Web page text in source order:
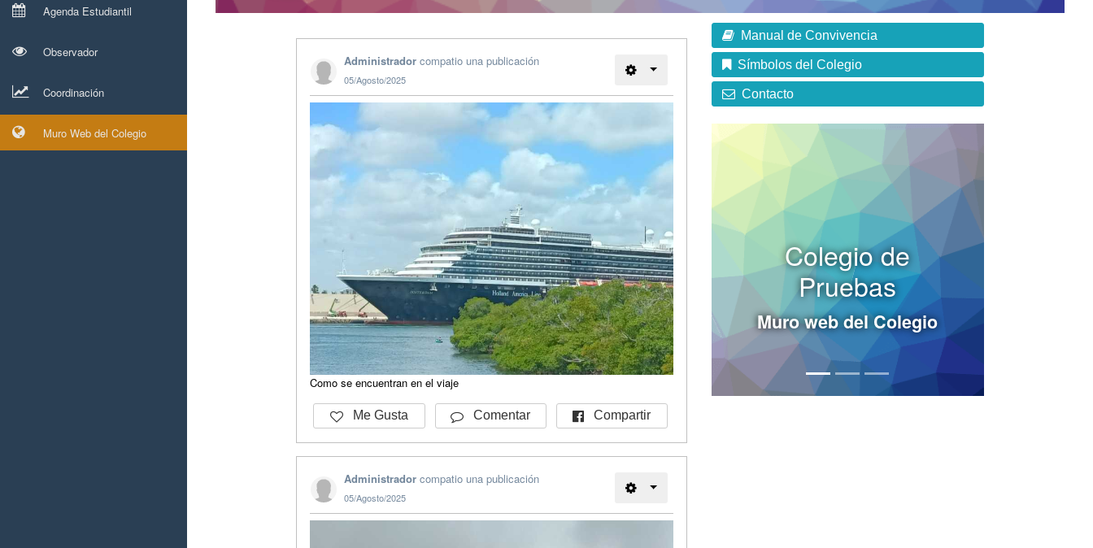
Agenda Estudiantil
Observador
Coordinación
Muro Web del Colegio
Administrador compatio una publicación
05/Agosto/2025
Como se encuentran en el viaje
Me Gusta Comentar Compartir
Administrador compatio una publicación
05/Agosto/2025
Manual de Convivencia
Símbolos del Colegio
Contacto
Colegio de
Pruebas
Muro web del Colegio